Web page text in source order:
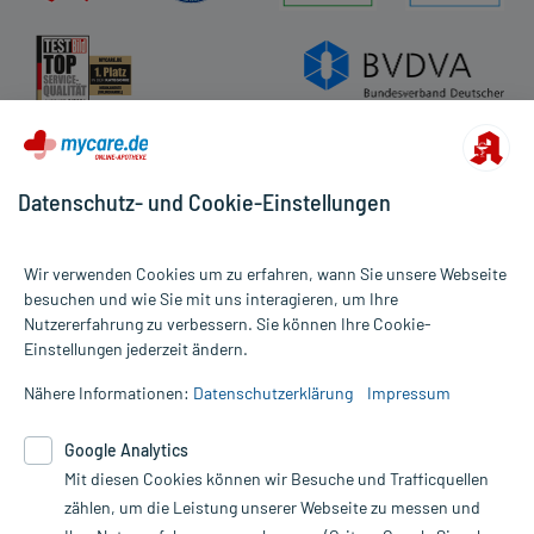
Alle Preise gelten inkl. MwSt., ggf. zzgl. Versandkosten
Informationen auf dieser Website werden ausschließlich für
die Untersuchung und Behandlung durch einen Arzt. Bitte
Therapien eingeleitet werden können. | Diese Webseite benutzt
Google Analytics. Lesen Sie bitte dazu die wichtigen Hinweise in
unserer Datenschutzerklärung. Für den Widerruf einer Bestellung
nutzen Sie das Formular:
Datenschutz- und Cookie-Einstellungen
Wir verwenden Cookies um zu erfahren, wann Sie unsere Webseite
besuchen und wie Sie mit uns interagieren, um Ihre
Nutzererfahrung zu verbessern. Sie können Ihre Cookie-
Einstellungen jederzeit ändern.
Nähere Informationen: Datenschutzerklärung Impressum
Google Analytics
Mit diesen Cookies können wir Besuche und Trafficquellen
zählen, um die Leistung unserer Webseite zu messen und